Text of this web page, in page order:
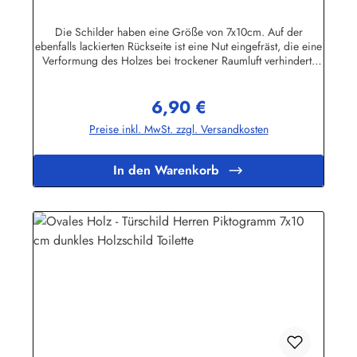
Die Schilder haben eine Größe von 7x10cm. Auf der
ebenfalls lackierten Rückseite ist eine Nut eingefräst, die eine
Verformung des Holzes bei trockener Raumluft verhindert.
Massivholz gefertigt, mehrfach lackiert und geschliffen, dann
ebenfalls in Handarbeit mit Siebdruck beschriftet und mit
einem Schutzlack versehen. Das Holz ist abgelagert, es
auf unserem Farmgrundstück entwurzelten Bäumen.
Geringfügige Abweichungen in der Maserung sind
fertigungsbedingt.Herstellerinformationen:Buddel-Bini Inh.
Hamburginfo@buddel.de
Regulärer Preis:
6,90 €
Preise inkl. MwSt. zzgl. Versandkosten
In den Warenkorb